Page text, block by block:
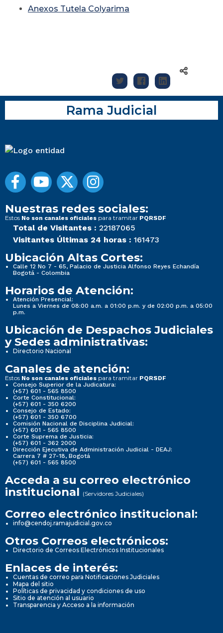
Anexos Tutela Colyarima
Rama Judicial
Nuestras redes sociales:
Estos No son canales oficiales para tramitar PQRSDF
Total de Visitantes : 22187065
Visitantes Últimas 24 horas : 161473
Ubicación Altas Cortes:
Calle 12 No 7 - 65, Palacio de Justicia Alfonso Reyes Echandía
Bogotá - Colombia
Horarios de Atención:
Atención Presencial:
Lunes a Viernes de 08:00 a.m. a 01:00 p.m. y de 02:00 p.m. a 05:00
p.m.
Ubicación de Despachos Judiciales
y Sedes administrativas:
Directorio Nacional
Canales de atención:
Estos No son canales oficiales para tramitar PQRSDF
Consejo Superior de la Judicatura:
(+57) 601 - 565 8500
Corte Constitucional:
(+57) 601 - 350 6200
Consejo de Estado:
(+57) 601 - 350 6700
Comisión Nacional de Disciplina Judicial:
(+57) 601 - 565 8500
Corte Suprema de Justicia:
(+57) 601 - 362 2000
Dirección Ejecutiva de Administración Judicial - DEAJ:
Carrera 7 # 27-18, Bogotá
(+57) 601 - 565 8500
Acceda a su correo electrónico
institucional (Servidores Judiciales)
Correo electrónico institucional:
info@cendoj.ramajudicial.gov.co
Otros Correos electrónicos:
Directorio de Correos Electrónicos Institucionales
Enlaces de interés:
Cuentas de correo para Notificaciones Judiciales
Mapa del sitio
Políticas de privacidad y condiciones de uso
Sitio de atención al usuario
Transparencia y Acceso a la información